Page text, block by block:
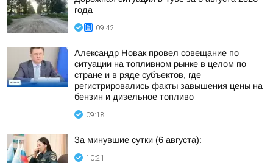
года
09:42
Александр Новак провел совещание по
ситуации на топливном рынке в целом по
стране и в ряде субъектов, где
регистрировались факты завышения цены на
бензин и дизельное топливо
09:18
За минувшие сутки (6 августа):
10:21